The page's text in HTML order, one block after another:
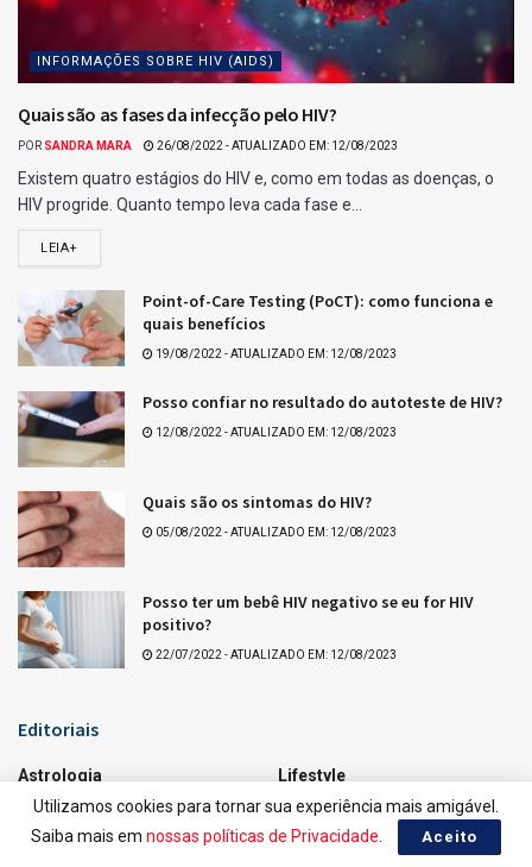
INFORMAÇÕES SOBRE HIV (AIDS)
Quais são as fases da infecção pelo HIV?
POR SANDRA MARA 26/08/2022 - ATUALIZADO EM: 12/08/2023
Existem quatro estágios do HIV e, como em todas as doenças, o
HIV progride. Quanto tempo leva cada fase e...
LEIA+
Point-of-Care Testing (PoCT): como funciona e
quais benefícios
19/08/2022 - ATUALIZADO EM: 12/08/2023
Posso confiar no resultado do autoteste de HIV?
12/08/2022 - ATUALIZADO EM: 12/08/2023
Quais são os sintomas do HIV?
05/08/2022 - ATUALIZADO EM: 12/08/2023
Posso ter um bebê HIV negativo se eu for HIV
positivo?
22/07/2022 - ATUALIZADO EM: 12/08/2023
Editoriais
Astrologia
Bitcoin Do Mês
Calendário Lunar
Lifestyle
Loterias
Máquinas Incríveis
Utilizamos cookies para tornar sua experiência mais amigável.
Saiba mais em nossas políticas de Privacidade Aceito